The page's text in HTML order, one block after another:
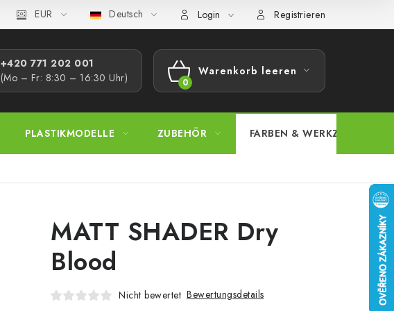
Datenschutzbestimmungen Beschwerdeverfahren Großhandel
EUR Deutsch Login Registrieren
+420 771 202 001​
(Mo – Fr: 8:30 – 16:30 Uhr)
WARENKORB
Warenkorb leeren
PLASTIKMODELLE ZUBEHÖR FARBEN & WERKZEUGE
MATT SHADER Dry
Blood
Nicht bewertet Bewertungsdetails